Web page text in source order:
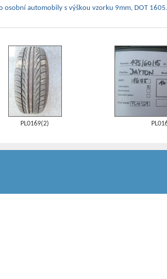
osobní automobily s výškou vzorku 9mm, DOT
PL0169(2)